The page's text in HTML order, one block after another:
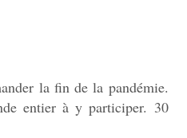
la fin de la pandémie.
entier à y participer. 30